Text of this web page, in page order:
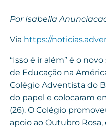
Por Isabella
Via https://
“Isso é ir além” é o
de Educação na
Colégio Adventista do
do papel e colocaram
(26). O Colégio
apoio ao Outubro